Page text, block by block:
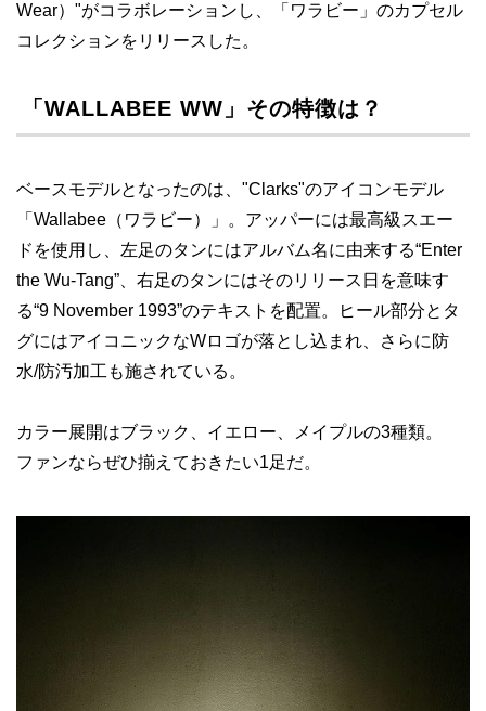
Wear）"がコラボレーションし、「ワラビー」のカプセル
コレクションをリリースした。
「WALLABEE WW」その特徴は？
ベースモデルとなったのは、"Clarks"のアイコンモデル
「Wallabee（ワラビー）」。アッパーには最高級スエー
ドを使用し、左足のタンにはアルバム名に由来する“Enter
the Wu-Tang”、右足のタンにはそのリリース日を意味す
る“9 November 1993”のテキストを配置。ヒール部分とタ
グにはアイコニックなWロゴが落とし込まれ、さらに防
水/防汚加工も施されている。
カラー展開はブラック、イエロー、メイプルの3種類。
ファンならぜひ揃えておきたい1足だ。